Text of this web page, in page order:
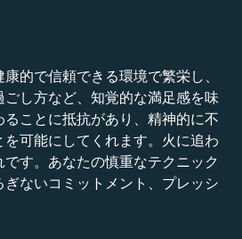
的で信頼できる環境で繁栄し、
し方など、知覚的な満足感を味
ことに抵抗があり、精神的に不
可能にしてくれます。火に追わ
す。あなたの慎重なテクニック
ないコミットメント、プレッシ